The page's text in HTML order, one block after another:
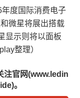
度国际消费电子
微星将展出搭载
显示则将以面板
整理）
注官网(www.ledin
。